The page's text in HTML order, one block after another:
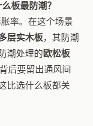
板最防潮？
率。在这个场景
层实木板，其防潮
潮处理的欧松板
后要留出通风间
比选什么板都关